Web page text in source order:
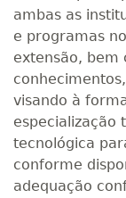
ambas as
e programas
extensão, bem
visando à
especialização
tecnológica
conforme
adequação